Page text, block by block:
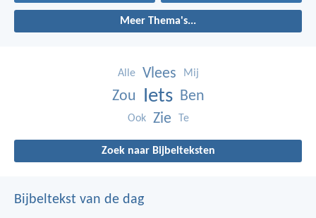
Meer Thema's...
Alle Vlees Mij
Zou Iets Ben
Ook Zie Te
Zoek naar Bijbelteksten
Bijbeltekst van de dag